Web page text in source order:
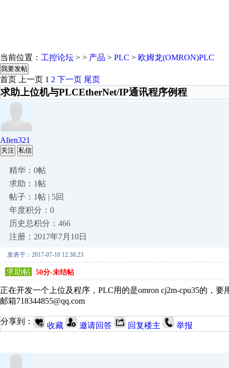
当前位置： 工控论坛 > > 产品 > PLC > 欧姆龙(OMRON)PLC
我要发帖
首页 上一页 1 2 下一页 尾页
求助上位机与PLCEtherNet/IP通讯程序例程
Alien321
关注 私信
精华：0帖
求助：1帖
帖子：1帖 | 5回
年度积分：0
历史总积分：466
注册：2017年7月10日
发表于：2017-07-10 12:38:23
求助帖 50分-未结帖
正在开发一个上位及程序，PLC用的是omron cj2m-cpu35的，
邮箱718344855@qq.com
分享到： 收藏 邀请回答 回复楼主 举报